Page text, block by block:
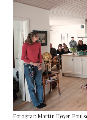
Fotograf: Martin Høyer